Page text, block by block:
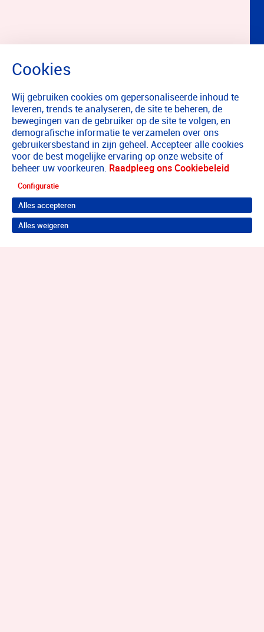
Wij gebruiken cookies om gepersonaliseerde inhoud te
leveren, trends te analyseren, de site te beheren, de
bewegingen van de gebruiker op de site te volgen, en
demografische informatie te verzamelen over ons
gebruikersbestand in zijn geheel. Accepteer alle cookies
voor de best mogelijke ervaring op onze website of
beheer uw voorkeuren. Raadpleeg ons Cookiebeleid
Configuratie
Alles accepteren
Alles weigeren